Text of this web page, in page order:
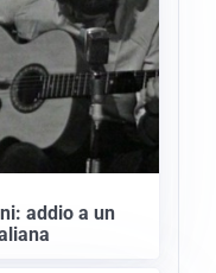
addio a un